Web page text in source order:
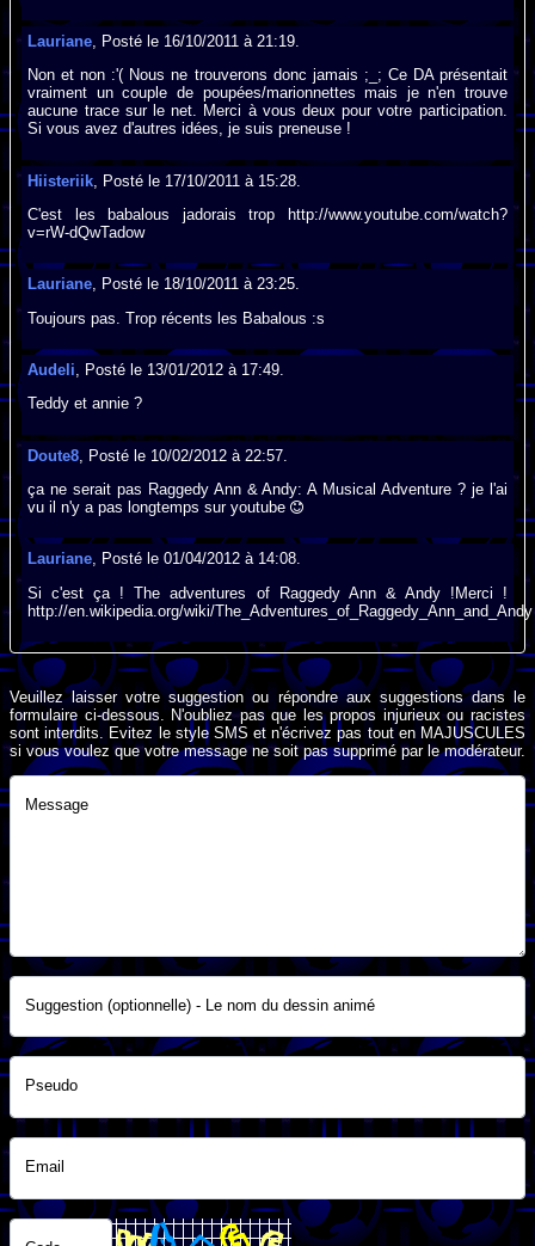
Lauriane , Posté le 16/10/2011 à 21:19.
Non et non :'( Nous ne trouverons donc jamais ;_; Ce DA présentait
vraiment un couple de poupées/marionnettes mais je n'en trouve
aucune trace sur le net. Merci à vous deux pour votre participation.
Si vous avez d'autres idées, je suis preneuse !
Hiisteriik , Posté le 17/10/2011 à 15:28.
C'est les babalous jadorais trop http://www.youtube.com/watch?
v=rW-dQwTadow
Lauriane, Posté le 18/10/2011 à 23:25.
Toujours pas. Trop récents les Babalous :s
Audeli , Posté le 13/01/2012 à 17:49.
Teddy et annie ?
Doute8 , Posté le 10/02/2012 à 22:57.
ça ne serait pas Raggedy Ann & Andy: A Musical Adventure ? je l'ai
vu il n'y a pas longtemps sur youtube
Lauriane, Posté le 01/04/2012 à 14:08.
Si c'est ça ! The adventures of Raggedy Ann & Andy !Merci !
http://en.wikipedia.org/wiki/The_Adventures_of_Raggedy_Ann_and_Andy
Veuillez laisser votre suggestion ou répondre aux suggestions dans le
formulaire ci-dessous. N'oubliez pas que les propos injurieux ou racistes
sont interdits. Evitez le style SMS et n'écrivez pas tout en MAJUSCULES
si vous voulez que votre message ne soit pas supprimé par le modérateur.
Message
Suggestion (optionnelle) - Le nom du dessin animé
Pseudo
Email